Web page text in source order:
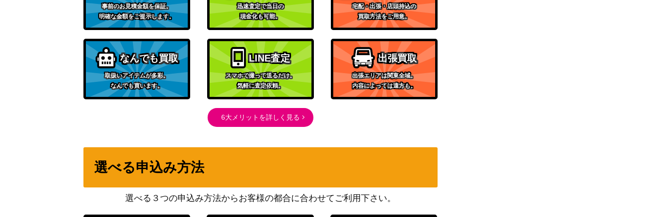
虎杖 悠仁（SR★★★/パラレル）【UA02BT/JJK-1-040】
バンダイ
（呪術廻戦）
10,000
ノワール（UR）【UAPR/SYN-1-003】
バンダイ
（SYNDUALITY Noir）
4,000
トリコ（SR★★★/パラレル）【UA17BT/TRK-1-054】
バンダイ
（トリコ）
7,000
アルティメットまどか（SR★★★/パラレル）【UA31BT/MM
バンダイ
（魔法少女まどか☆マギ
カ）
R-1-025】
（2.5次元の誘惑）
大大大大大好きな彼女たち（U★★★/パラレル）【UA26BT/R
日向 翔陽（UR/WINNERver.）【UAPR/HIQ-1-088】
バンダイ
事前のお見積金額を保証。
明確な金額をご提示します。
迅速査定で当日の
現金化も可能。
宅配・出張・店頭持込の
買取方法をご用意。
なんでも買取
取扱いアイテムが多彩。
なんでも買います。
LINE査定
スマホで撮って送るだけ。
気軽に査定依頼。
出張買取
出張エリアは関東全域。
内容によっては遠方も。
6大メリットを詳しく見る
選べる申込み方法
選べる３つの申込み方法からお客様の都合に合わせてご利用下さい。